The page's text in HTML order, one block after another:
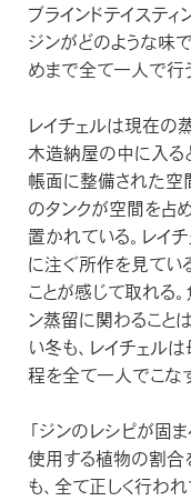
ブラインドテイステ
ジンがどのような味
めまで全て一人で行
レイチェルは現在の
木造納屋の中に入る
帳面に整備された空
のタンクが空間を占
置かれている。レイ
に注ぐ所作を見てい
ことが感じて取れる
ン蒸留に関わること
い冬も、レイチェル
程を全て一人でこな
「ジンのレシピが固
使用する植物の割合
も、全て正しく行わ